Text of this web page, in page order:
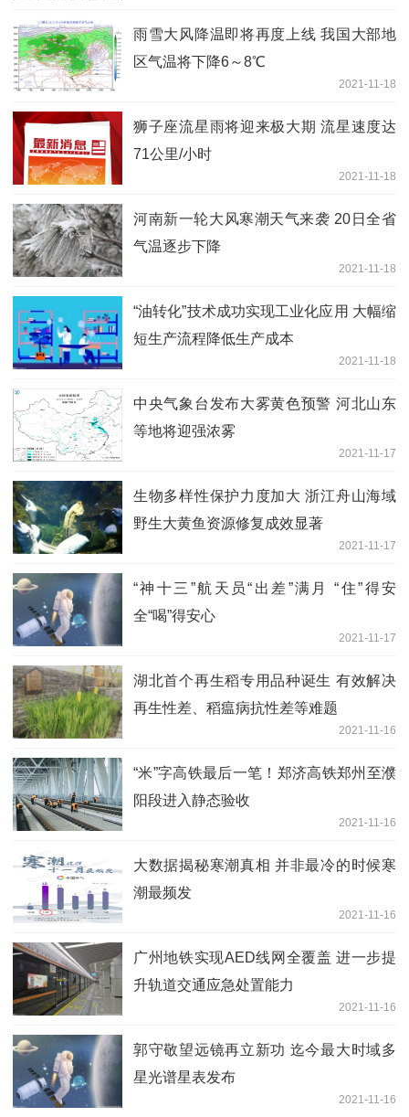
雨雪大风降温即将再度上线 我国大部地
区气温将下降6～8℃
2021-11-18
狮子座流星雨将迎来极大期 流星速度达
71公里/小时
2021-11-18
河南新一轮大风寒潮天气来袭 20日全省
气温逐步下降
2021-11-18
“油转化”技术成功实现工业化应用 大幅缩
短生产流程降低生产成本
2021-11-18
中央气象台发布大雾黄色预警 河北山东
等地将迎强浓雾
2021-11-17
生物多样性保护力度加大 浙江舟山海域
野生大黄鱼资源修复成效显著
2021-11-17
“神十三”航天员“出差”满月 “住”得安
全“喝”得安心
2021-11-17
湖北首个再生稻专用品种诞生 有效解决
再生性差、稻瘟病抗性差等难题
2021-11-16
“米”字高铁最后一笔！郑济高铁郑州至濮
阳段进入静态验收
2021-11-16
大数据揭秘寒潮真相 并非最冷的时候寒
潮最频发
2021-11-16
广州地铁实现AED线网全覆盖 进一步提
升轨道交通应急处置能力
2021-11-16
郭守敬望远镜再立新功 迄今最大时域多
星光谱星表发布
2021-11-16